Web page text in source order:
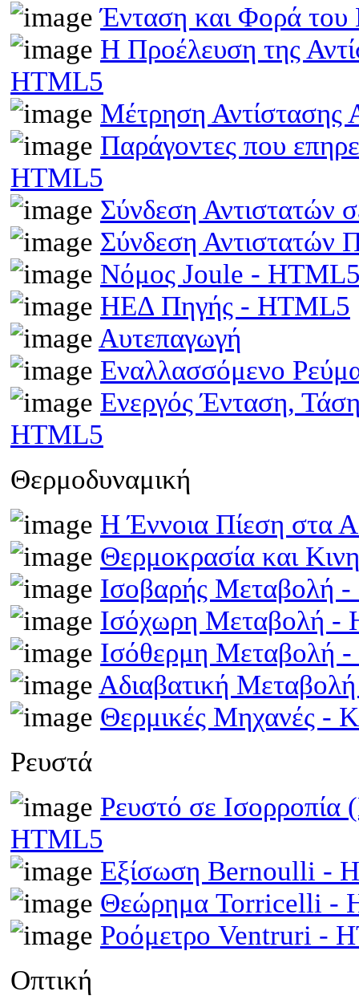
Ένταση και Φορά του
Η Προέλευση της
HTML5
Μέτρηση Αντίστασης
Παράγοντες που
HTML5
Σύνδεση Αντιστατών
Σύνδεση
Νόμος Joule -
ΗΕΔ Πηγής - HTML5
Αυτεπαγωγή
Εναλλασσόμενο
Ενεργός Ένταση,
HTML5
Θερμοδυναμική
Η Έννοια Πίεση στα
Θερμοκρασία και
Ισοβαρής Μεταβολή
Ισόχωρη Μεταβολή -
Ισόθερμη Μεταβολή
Αδιαβατική
Θερμικές Μηχανές -
Ρευστά
Ρευστό σε Ισορροπία
HTML5
Εξίσωση Bernoulli -
Θεώρημα Torricelli -
Ροόμετρο Ventruri -
Οπτική